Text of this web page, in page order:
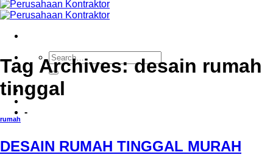
-
-
Tag Archives:desain rumah
tinggal
rumah
DESAIN RUMAH TINGGAL MURAH